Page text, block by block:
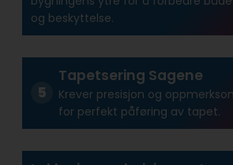
og beskyttelse.
Tapetsering Sagene
Krever presisjon og
for perfekt påføring av tapet.